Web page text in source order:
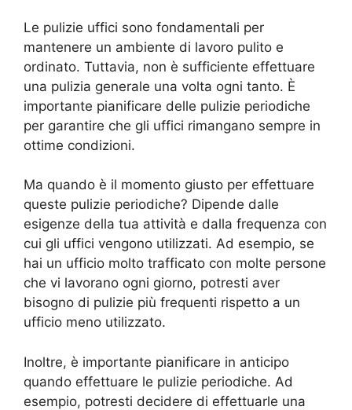
Le pulizie uffici sono fondamentali per
mantenere un ambiente di lavoro pulito e
ordinato. Tuttavia, non è sufficiente effettuare
una pulizia generale una volta ogni tanto. È
importante pianificare delle pulizie periodiche
per garantire che gli uffici rimangano sempre in
ottime condizioni.
Ma quando è il momento giusto per effettuare
queste pulizie periodiche? Dipende dalle
esigenze della tua attività e dalla frequenza con
cui gli uffici vengono utilizzati. Ad esempio, se
hai un ufficio molto trafficato con molte persone
che vi lavorano ogni giorno, potresti aver
bisogno di pulizie più frequenti rispetto a un
ufficio meno utilizzato.
Inoltre, è importante pianificare in anticipo
quando effettuare le pulizie periodiche. Ad
esempio, potresti decidere di effettuarle una